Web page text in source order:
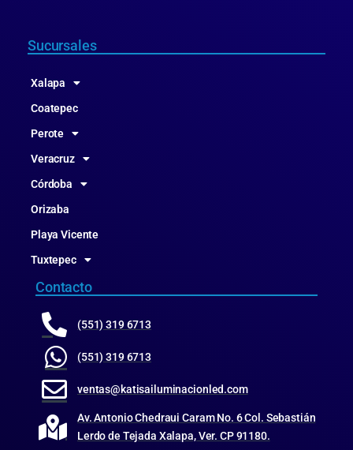
Sucursales
Xalapa
Coatepec
Perote
Veracruz
Córdoba
Orizaba
Playa Vicente
Tuxtepec
Contacto
(551) 319 6713
(551) 319 6713
ventas@katisailuminacionled.com
Av. Antonio Chedraui Caram No. 6 Col. Sebastián
Lerdo de Tejada Xalapa, Ver. CP 91180.